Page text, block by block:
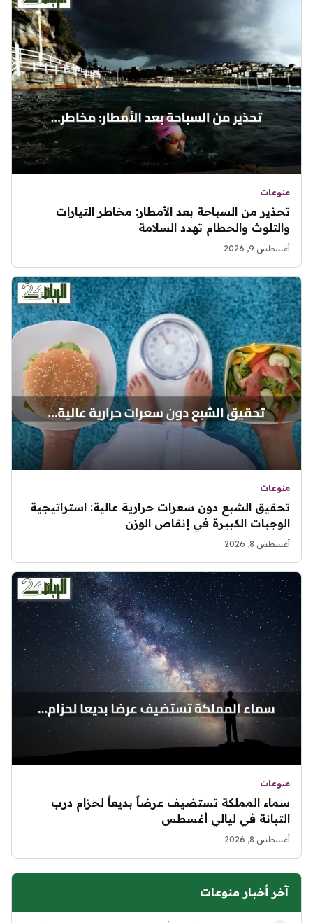
منوعات
تحذير من السباحة بعد الأمطار: مخاطر التيارات
والتلوث والحطام تهدد السلامة
أغسطس 9, 2026
منوعات
تحقيق الشبع دون سعرات حرارية عالية: استراتيجية
الوجبات الكبيرة في إنقاص الوزن
أغسطس 8, 2026
منوعات
سماء المملكة تستضيف عرضاً بديعاً لحزام درب
التبانة في ليالي أغسطس
أغسطس 8, 2026
آخر أخبار منوعات